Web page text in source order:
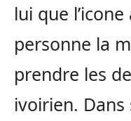
lui que
personne la
prendre les
ivoirien.